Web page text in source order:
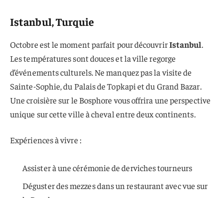
Istanbul, Turquie
Octobre est le moment parfait pour découvrirIstanbul.
Les températures sont douces et la ville regorge
d’événements culturels. Ne manquez pas la visite de
Sainte-Sophie, du Palais de Topkapi et du Grand Bazar.
Une croisière sur le Bosphore vous offrira une perspective
unique sur cette ville à cheval entre deux continents.
Expériences à vivre :
Assister à une cérémonie de derviches tourneurs
Déguster des mezzes dans un restaurant avec vue sur